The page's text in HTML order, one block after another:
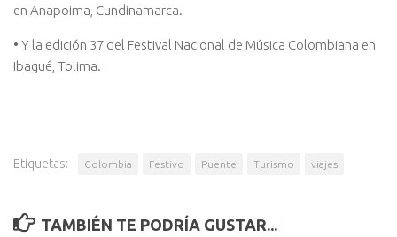
en Anapoima, Cundinamarca.
• Y la edición 37 del Festival Nacional de Música Colombiana en
Ibagué, Tolima.
Etiquetas: Colombia Festivo Puente Turismo viajes
TAMBIÉN TE PODRÍA GUSTAR...